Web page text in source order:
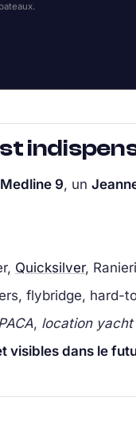
9, un
Quicksilver,
flybridge, hard-
, location yacht
visibles dans le